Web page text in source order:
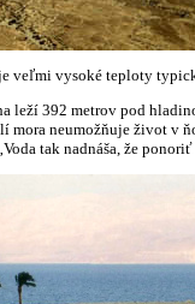
veľmi vysoké teploty
392 metrov pod
neumožňuje život v
tak nadnáša, že